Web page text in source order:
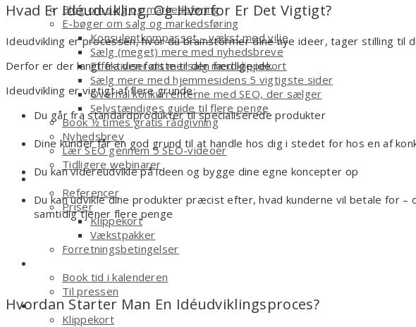
Blog om salg og markedsføring
E-bøger om salg og markedsføring
Konsulentkompasset – vækst med vilje
Sælg (meget) mere med nyhedsbreve
Effektiviser dit mersalg med klippekort
Sælg mere med hjemmesidens 5 vigtigste sider
Overhal konkurrenterne med SEO, der sælger
Selvstændiges guide til flere penge
Book ½ times gratis rådgivning
Nyhedsbrev
Lær SEO gennem 5 SEO-videoer
Tidligere webinarer
Om
Referencer
Priser
Klippekort
Vækstpakker
Forretningsbetingelser
Book tid i kalenderen
Til pressen
Shop
Klippekort
Hvad Er Idéudvikling, Og Hvorfor Er Det Vigtigt?
Ideudvikling er processen, hvor du brainstormer dine nye ideer, tager stilling til
Derfor er der langt fra den første til den færdige ide.
Ideudvikling er vigtigt af flere grunde:
Du går fra standardprodukter til specialiserede produkter
Dine kunder får en god grund til at handle hos dig i stedet for hos en af
Du kan videreudvikle på ideen og bygge dine egne koncepter op
Du kan udvikle dine produkter præcist efter, hvad kunderne vil betale for
samtidig tjener flere penge
Hvordan Starter Man En Idéudviklingsproces?